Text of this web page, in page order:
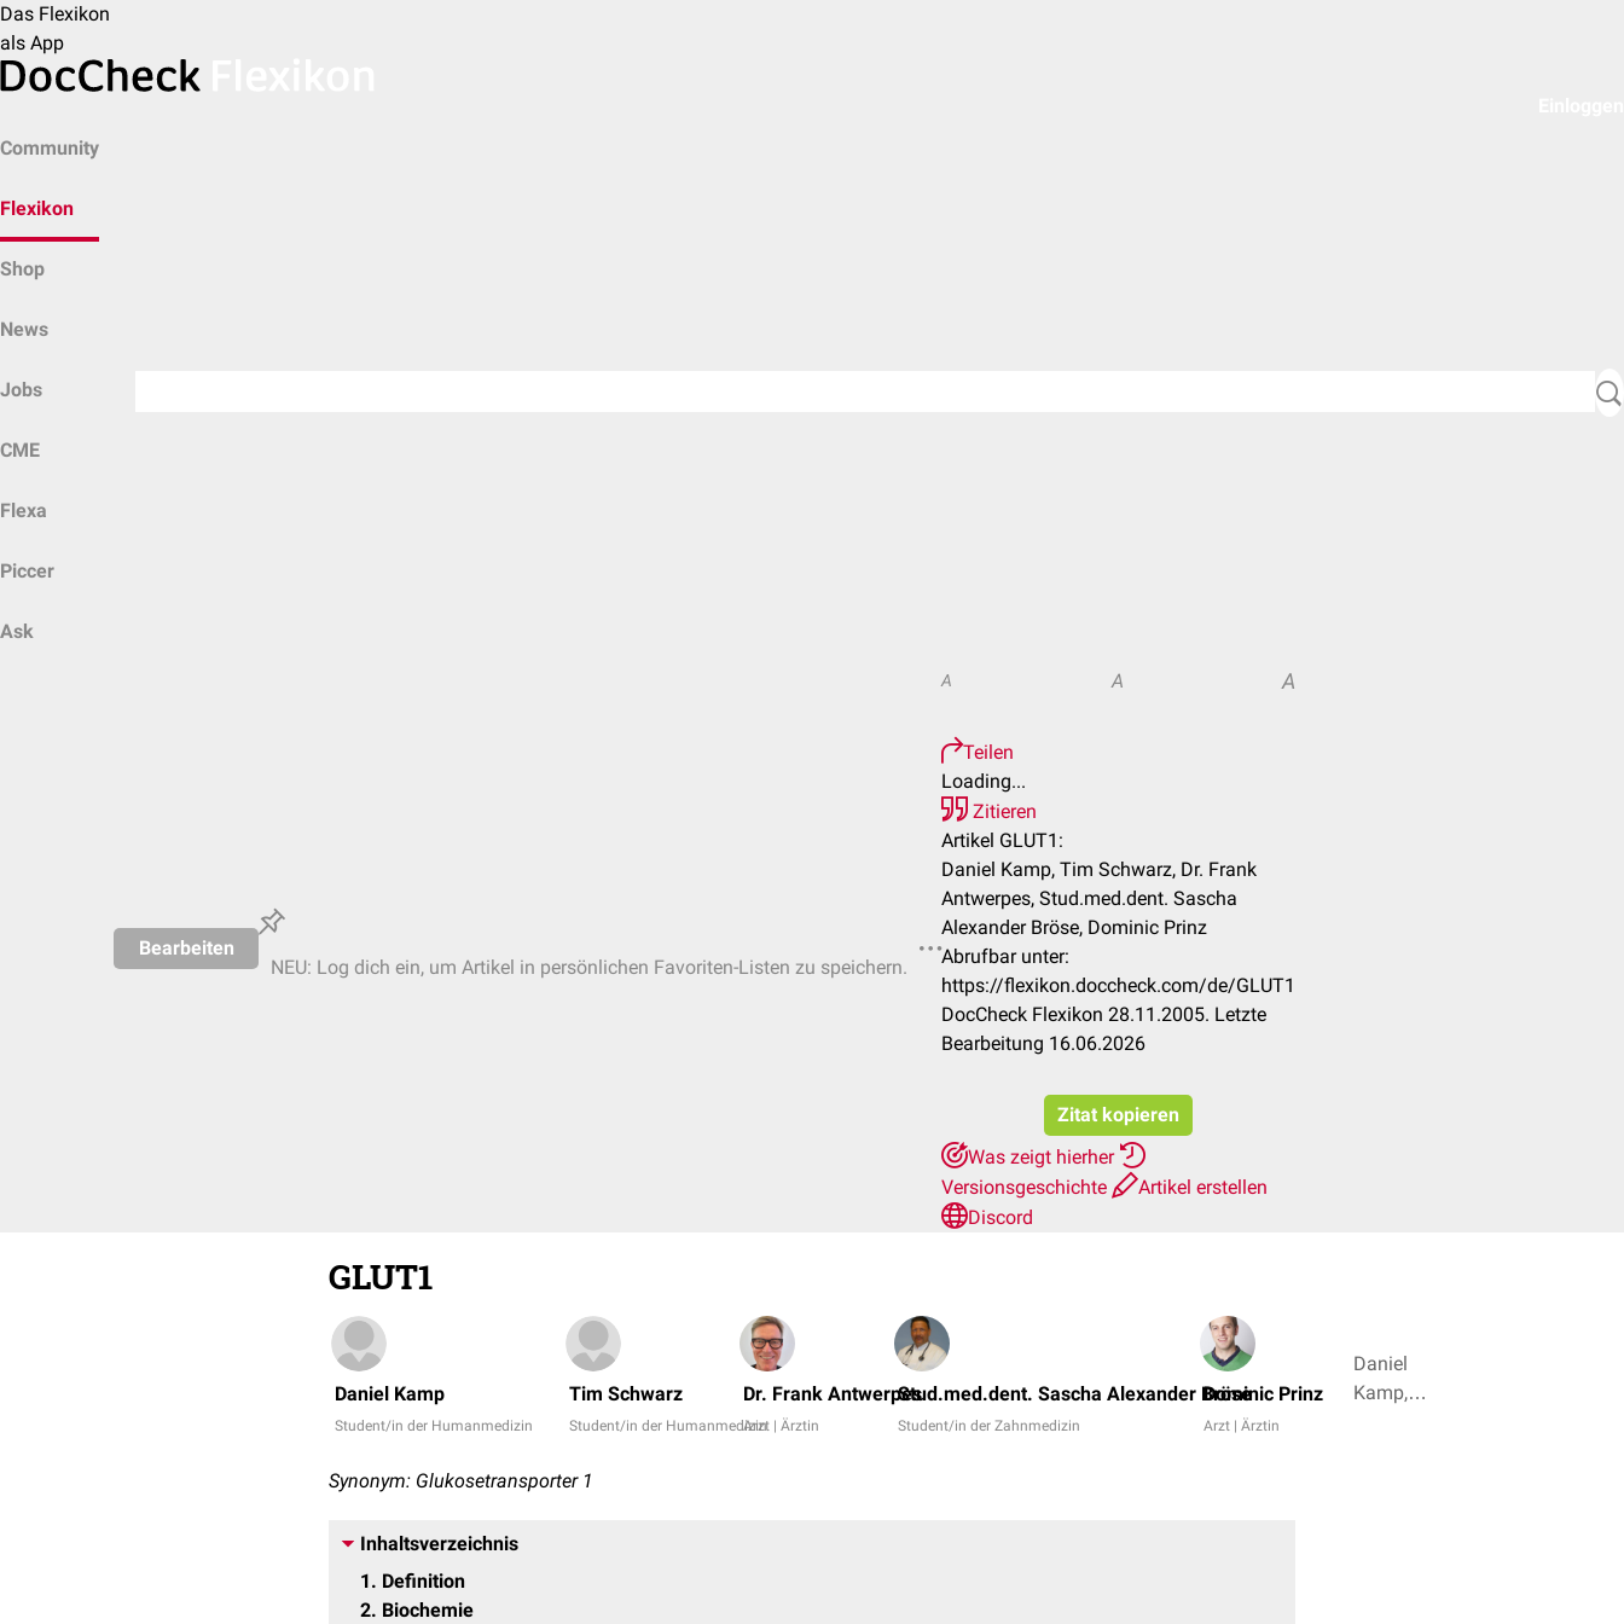
Das Flexikon
als App
Community
Flexikon
Shop
News
Jobs
CME
Flexa
Piccer
Ask
Bearbeiten
NEU: Log dich ein, um Artikel in persönlichen Favoriten-Listen zu speichern.
A A A
Teilen
Loading...
Zitieren
Artikel GLUT1:
Daniel Kamp, Tim Schwarz, Dr. Frank
Antwerpes, Stud.med.dent. Sascha
Alexander Bröse, Dominic Prinz
Abrufbar unter:
https://flexikon.doccheck.com/de/GLUT1
DocCheck Flexikon 28.11.2005. Letzte
Bearbeitung 16.06.2026
Zitat kopieren
Was zeigt hierher
Versionsgeschichte
Artikel erstellen
Discord
GLUT1
Daniel Kamp
Student/in der Humanmedizin
Tim Schwarz
Student/in der Humanmedizin
Dr. Frank Antwerpes
Arzt | Ärztin
Stud.med.dent. Sascha Alexander Bröse
Student/in der Zahnmedizin
Dominic Prinz
Arzt | Ärztin
Daniel
Kamp,
Synonym: Glukosetransporter 1
Inhaltsverzeichnis
1
Definition
2 Biochemie